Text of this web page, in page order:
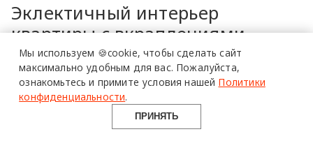
Эклектичный интерьер
квартиры с вкраплениями
национальных мотивов и
авторской плиткой
Даша Василькова
про дизайн
и архитектуру
в Telegram канале
Design Mate
Мы используем 🍪cookie, чтобы сделать сайт
максимально удобным для вас. Пожалуйста,
ознакомьтесь и примите условия нашей Политики
конфиденциальности.
ПРИНЯТЬ